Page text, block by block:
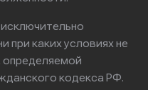
при каких условиях не
определяемой
кодекса РФ.